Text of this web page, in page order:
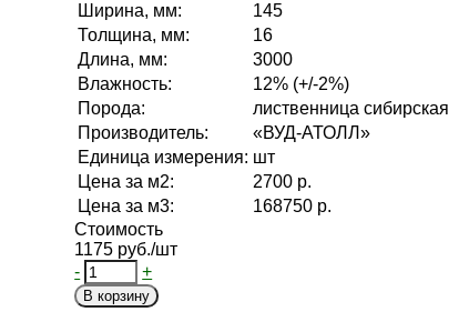
Ширина, мм:
145
Толщина, мм:
16
Длина, мм:
3000
Влажность:
12% (+/-2%)
Порода:
лиственница сибирская
Производитель:
«ВУД-АТОЛЛ»
Единица измерения: шт
Цена за м2:
2700 р.
Цена за м3:
168750 р.
Стоимость
1175 руб./шт
-
+
В корзину